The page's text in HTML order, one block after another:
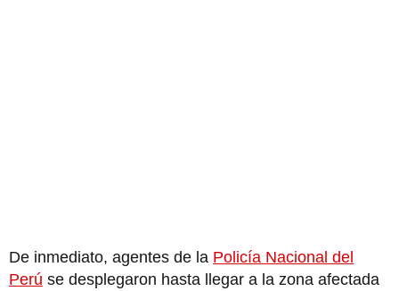
De inmediato, agentes de la Policía Nacional del
Perú se desplegaron hasta llegar a la zona afectada